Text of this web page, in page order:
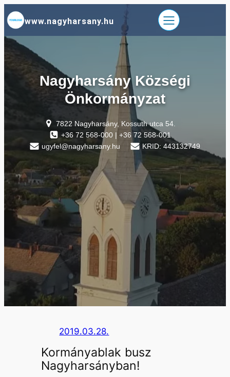
Ugrás
a
tartalomhoz
www.nagyharsany.hu
Nagyharsány Községi
Önkormányzat
7822 Nagyharsány, Kossuth utca 54.
+36 72 568-000 | +36 72 568-001
ugyfel@nagyharsany.hu
KRID: 443132749
2019.03.28.
Kormányablak busz
Nagyharsányban!